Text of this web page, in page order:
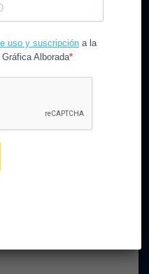
/ porCGAlborada
y así es percibido por